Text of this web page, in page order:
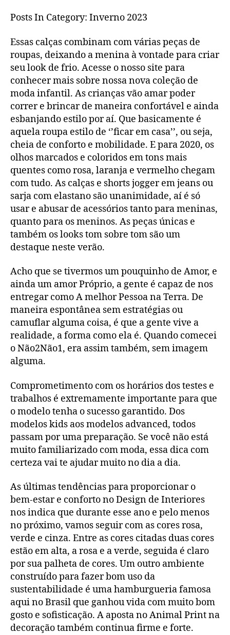
Posts In Category: Inverno 2023
Essas calças combinam com várias peças de
roupas, deixando a menina à vontade para criar
seu look de frio. Acesse o nosso site para
conhecer mais sobre nossa nova coleção de
moda infantil. As crianças vão amar poder
correr e brincar de maneira confortável e ainda
esbanjando estilo por aí. Que basicamente é
aquela roupa estilo de ‘’ficar em casa’’, ou seja,
cheia de conforto e mobilidade. E para 2020, os
olhos marcados e coloridos em tons mais
quentes como rosa, laranja e vermelho chegam
com tudo. As calças e shorts jogger em jeans ou
sarja com elastano são unanimidade, aí é só
usar e abusar de acessórios tanto para meninas,
quanto para os meninos. As peças únicas e
também os looks tom sobre tom são um
destaque neste verão.
Acho que se tivermos um pouquinho de Amor, e
ainda um amor Próprio, a gente é capaz de nos
entregar como A melhor Pessoa na Terra. De
maneira espontânea sem estratégias ou
camuflar alguma coisa, é que a gente vive a
realidade, a forma como ela é. Quando comecei
o Não2Não1, era assim também, sem imagem
alguma.
Comprometimento com os horários dos testes e
trabalhos é extremamente importante para que
o modelo tenha o sucesso garantido. Dos
modelos kids aos modelos advanced, todos
passam por uma preparação. Se você não está
muito familiarizado com moda, essa dica com
certeza vai te ajudar muito no dia a dia.
As últimas tendências para proporcionar o
bem-estar e conforto no Design de Interiores
nos indica que durante esse ano e pelo menos
no próximo, vamos seguir com as cores rosa,
verde e cinza. Entre as cores citadas duas cores
estão em alta, a rosa e a verde, seguida é claro
por sua palheta de cores. Um outro ambiente
construído para fazer bom uso da
sustentabilidade é uma hamburgueria famosa
aqui no Brasil que ganhou vida com muito bom
gosto e sofisticação. A aposta no Animal Print na
decoração também continua firme e forte.